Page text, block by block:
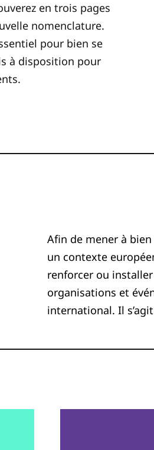
en trois pages
nomenclature.
pour bien se
à disposition pour
Afin de mener à
un contexte
renforcer ou
organisations et
international. Il